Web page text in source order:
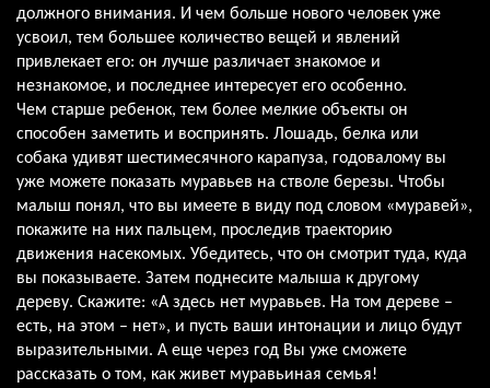
должного внимания. И чем больше нового человек уже
усвоил, тем большее количество вещей и явлений
привлекает его: он лучше различает знакомое и
незнакомое, и последнее интересует его особенно.
Чем старше ребенок, тем более мелкие объекты он
способен заметить и воспринять. Лошадь, белка или
собака удивят шестимесячного карапуза, годовалому вы
уже можете показать муравьев на стволе березы. Чтобы
малыш понял, что вы имеете в виду под словом «муравей»,
покажите на них пальцем, проследив траекторию
движения насекомых. Убедитесь, что он смотрит туда, куда
вы показываете. Затем поднесите малыша к другому
дереву. Скажите: «А здесь нет муравьев. На том дереве –
есть, на этом – нет», и пусть ваши интонации и лицо будут
выразительными. А еще через год Вы уже сможете
рассказать о том, как живет муравьиная семья!